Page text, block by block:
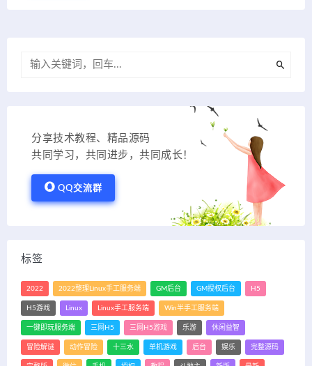
分享技术教程、精品源码
共同学习，共同进步，共同成长！
QQ交流群
标签
2022 2022整理Linux手工服务端 GM后台 GM授权后台 H5
H5游戏 Linux Linux手工服务端 Win半手工服务端
一键即玩服务端 三网H5 三网H5游戏 乐游 休闲益智
冒险解谜 动作冒险 十三水 单机游戏 后台 娱乐 完整源码